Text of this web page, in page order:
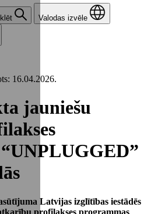
Valodas izvēle
16.04.2026.
jauniešu
Latvijas izglītības iestādēs
profilakses programmas